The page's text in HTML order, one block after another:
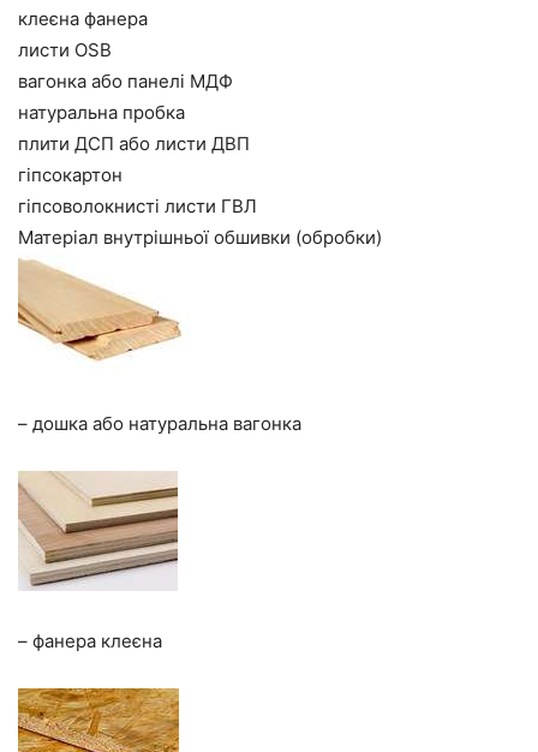
клеєна фанера
листи OSB
вагонка або панелі МДФ
натуральна пробка
плити ДСП або листи ДВП
гіпсокартон
гіпсоволокнисті листи ГВЛ
Матеріал внутрішньої обшивки (обробки)
– дошка або натуральна вагонка
– фанера клеєна